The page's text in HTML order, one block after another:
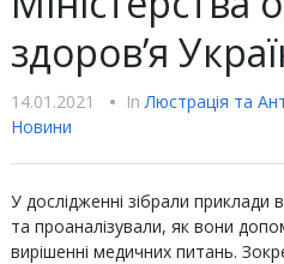
здоров’я
14.01.2021 • InЛюстрацiя та
Новини
У дослідженні зібрали приклади
та проаналізували, як вони
вирішенні медичних питань.